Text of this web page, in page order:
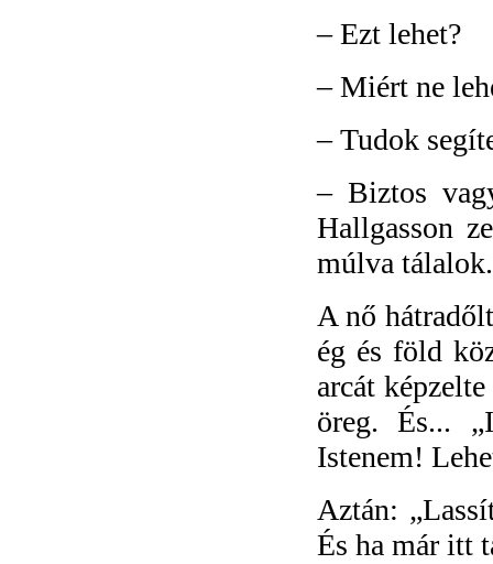
–Ezt lehet?
–Miért ne
–Tudok
–Biztos
Hallgasson
múlva tálalok.
A nő
ég és föld
arcát
öreg. És...
Istenem!
Aztán:
És ha már itt